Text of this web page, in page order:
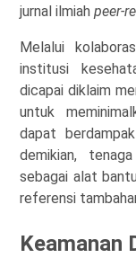
jurnal ilmiahpeer-
Melalui
institusi
dicapai diklaim
untuk
dapat
demikian,
sebagai alat
referensi
Keamanan